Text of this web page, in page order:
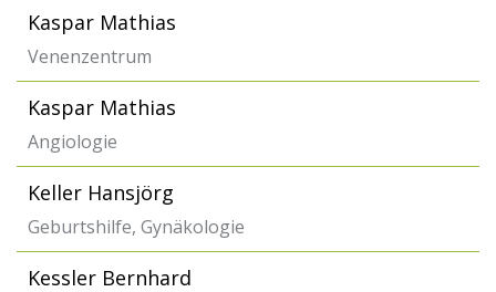
Kaspar Mathias
Venenzentrum
Kaspar Mathias
Angiologie
Keller Hansjörg
Geburtshilfe, Gynäkologie
Kessler Bernhard